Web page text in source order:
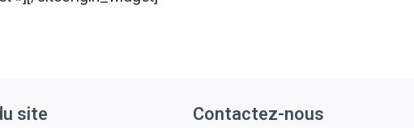
site Contactez-nous